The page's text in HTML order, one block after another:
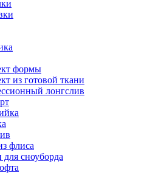
формы
из готовой ткани
лонгслив
флиса
сноуборда